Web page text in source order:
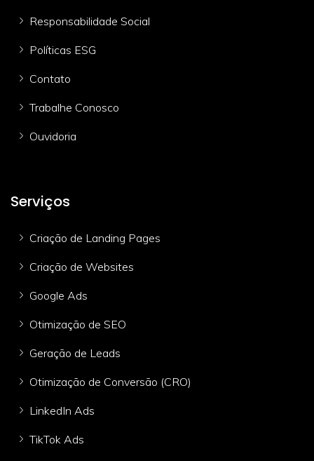
Responsabilidade Social
Políticas ESG
Contato
Trabalhe Conosco
Ouvidoria
Serviços
Criação de Landing Pages
Criação de Websites
Google Ads
Otimização de SEO
Geração de Leads
Otimização de Conversão (CRO)
LinkedIn Ads
TikTok Ads